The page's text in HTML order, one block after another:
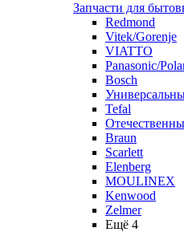
Запчасти для
Redmond
Vitek/Gorenje
VIATTO
Panasonic/
Bosch
Tefal
Braun
Scarlett
Elenberg
MOULINEX
Kenwood
Zelmer
Ещё 4